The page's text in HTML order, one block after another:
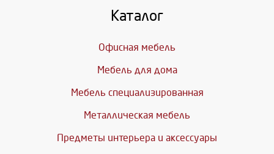
Каталог
Офисная мебель
Мебель для дома
Мебель специализированная
Металлическая мебель
Предметы интерьера и аксессуары